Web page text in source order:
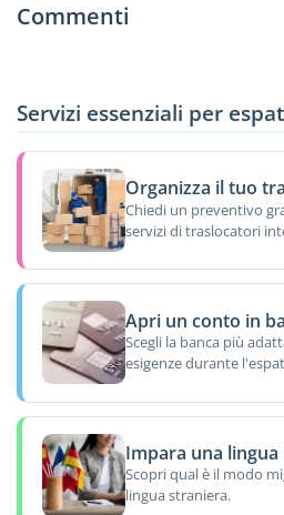
Commenti
Servizi essenziali per
Organizza il tuo
Chiedi un preventivo
servizi di traslocatori
Apri un conto in
Scegli la banca più
esigenze durante
Impara una lingua
Scopri qual è il modo
lingua straniera.